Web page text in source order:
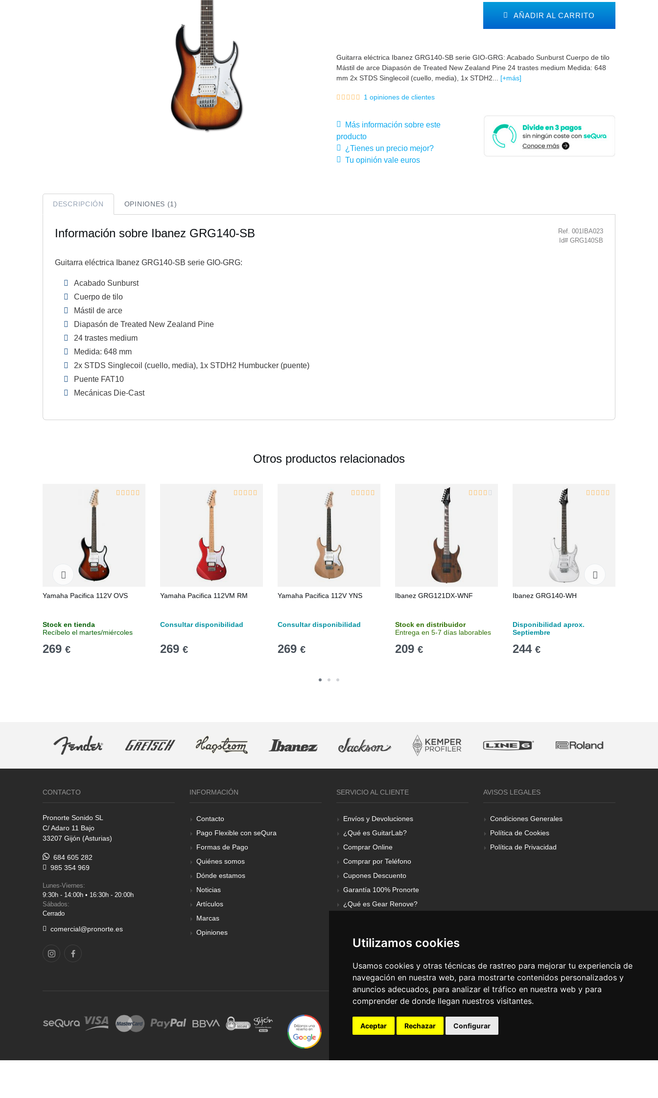
Utilizamos cookies
Usamos cookies y otras técnicas de rastreo para mejorar tu experiencia de
navegación en nuestra web, para mostrarte contenidos personalizados y
anuncios adecuados, para analizar el tráfico en nuestra web y para
comprender de donde llegan nuestros visitantes.
Aceptar Rechazar Configurar
AÑADIR AL CARRITO
Guitarra eléctrica Ibanez GRG140-SB serie GIO-GRG: Acabado Sunburst Cuerpo de tilo
Mástil de arce Diapasón de Treated New Zealand Pine 24 trastes medium Medida: 648
mm 2x STDS Singlecoil (cuello, media), 1x STDH2... [+más]
1 opiniones de clientes
Más información sobre este
producto
¿Tienes un precio mejor?
Tu opinión vale euros
DESCRIPCIÓN OPINIONES (1)
Información sobre Ibanez GRG140-SB
Ref. 001IBA023
Id# GRG140SB
Guitarra eléctrica Ibanez GRG140-SB serie GIO-GRG:
Acabado Sunburst
Cuerpo de tilo
Mástil de arce
Diapasón de Treated New Zealand Pine
24 trastes medium
Medida: 648 mm
2x STDS Singlecoil (cuello, media), 1x STDH2 Humbucker (puente)
Puente FAT10
Mecánicas Die-Cast
Otros productos relacionados
Yamaha Pacifica 112V OVS
Stock en tienda
Recíbelo el martes/miércoles
269 €
Yamaha Pacifica 112VM RM
Consultar disponibilidad
269 €
Yamaha Pacifica 112V YNS
Consultar disponibilidad
269 €
Ibanez GRG121DX-WNF
Stock en distribuidor
Entrega en 5-7 días laborables
209 €
Ibanez GRG140-WH
Disponibilidad aprox.
Septiembre
244 €
CONTACTO
Pronorte Sonido SL
C/ Adaro 11 Bajo
33207 Gijón (Asturias)
684 605 282
985 354 969
Lunes-Viernes:
9:30h - 14:00h • 16:30h - 20:00h
Sábados:
Cerrado
comercial@pronorte.es
INFORMACIÓN
Contacto
Pago Flexible con seQura
Formas de Pago
Quiénes somos
Dónde estamos
Noticias
Artículos
Marcas
Opiniones
SERVICIO AL CLIENTE
Envíos y Devoluciones
¿Qué es GuitarLab?
Comprar Online
Comprar por Teléfono
Cupones Descuento
Garantía 100% Pronorte
¿Qué es Gear Renove?
AVISOS LEGALES
Condiciones Generales
Política de Cookies
Política de Privacidad
© Pronorte Sonido SL. Todos los derechos reservados.